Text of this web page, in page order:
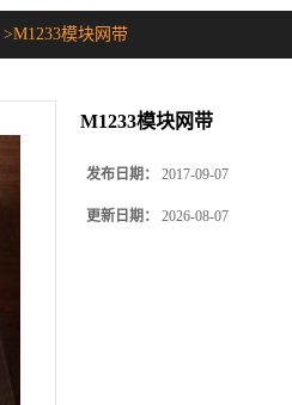
>M1233模块网带
M1233模块网带
发布日期： 2017-09-07
更新日期： 2026-08-07